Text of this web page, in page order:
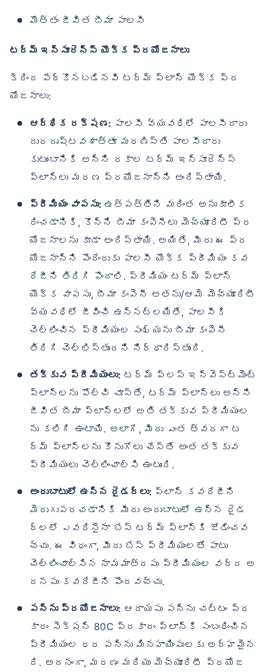
మొత్తం జీవిత బీమా పాలసీ
టర్మ్ ఇన్సూరెన్స్ యొక్క ప్రయోజనాలు
క్రింద పేర్కొనబడినవి టర్మ్ ప్లాన్ యొక్క ప్ర
యోజనాలు:
ఆర్థిక రక్షణ: పాలసీ వ్యవధిలో పాలసీదారు
దురదృష్టవశాత్తూ మరణిస్తే పాలసీదారు
కుటుంబానికి అన్ని రకాల టర్మ్ ఇన్సూరెన్స్
ప్లాన్‌లు మరణ ప్రయోజనాన్ని అందిస్తాయి.
ప్రీమియం వాపసు: ఉత్పత్తిని మరింత అనుకూలీక
రించడానికి, కొన్ని బీమా కంపెనీలు మెచ్యూరిటీ ప్ర
యోజనాలను కూడా అందిస్తాయి. అయితే, మీరు ఈ ప్ర
యోజనాన్ని పొందేందుకు పాలసీ యొక్క ప్రీమియం కవ
రేజీని తిరిగి పొందాలి. ప్రీమియం టర్మ్ ప్లాన్
యొక్క వాపసు, బీమా కంపెనీ అతను/ఆమె మెచ్యూరిటీ
వ్యవధిలో జీవించి ఉన్నట్లయితే, పాలసీకి
చెల్లించిన ప్రీమియంల సంఖ్యను బీమా కంపెనీ
తిరిగి చెల్లిస్తుందని నిర్ధారిస్తుంది.
తక్కువ ప్రీమియంలు: టర్మ్ ప్లస్ ఇన్వెస్ట్‌మెంట్
ప్లాన్‌లను పోల్చి చూస్తే, టర్మ్ ప్లాన్‌లు అన్ని
జీవిత బీమా ప్లాన్‌లలో అతి తక్కువ ప్రీమియంల
ను కలిగి ఉంటాయి. అలాగే, మీరు ఎంత త్వరగా ట
ర్మ్ ప్లాన్‌లను కొనుగోలు చేస్తే అంత తక్కువ
ప్రీమియంలు చెల్లించాల్సి ఉంటుంది.
అందుబాటులో ఉన్న రైడర్‌లు: ప్లాన్ కవరేజీని
మెరుగుపరచడానికి మీరు అందుబాటులో ఉన్న రైడ
ర్‌లలో ఎవరినైనా బేస్ టర్మ్ ప్లాన్‌కి జోడించవ
చ్చు. ఈ విధంగా, మీరు బేస్ ప్రీమియంలతో పాటు
చెల్లించాల్సిన నామమాత్రపు ప్రీమియంల వద్ద అ
దనపు కవరేజీని పొందవచ్చు.
పన్ను ప్రయోజనాలు: ఆదాయపు పన్ను చట్టం ప్ర
కారం సెక్షన్ 80C ప్రకారం ప్లాన్‌కి సంబంధించిన
ప్రీమియంల ధర పన్ను మినహాయింపులకు అర్హమైన
ది. అదనంగా, మరణం మరియు మెచ్యూరిటీ ప్రయోజ